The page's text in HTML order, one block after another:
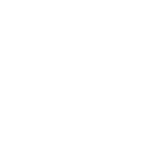
く設定されているため魅
購入後に予期せぬ故障や
果的に修理費用がかさむ
ません。初心者の方は、
も修復歴なしの車を選ぶ
心を得られます。